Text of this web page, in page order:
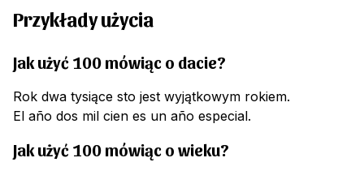
Przykłady użycia
Jak użyć 100 mówiąc o dacie?
Rok dwa tysiące sto jest wyjątkowym rokiem.
El año dos mil cien es un año especial.
Jak użyć 100 mówiąc o wieku?